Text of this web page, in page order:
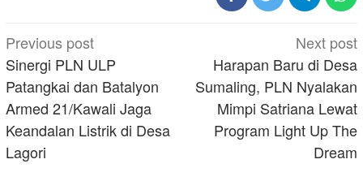
Post
navigation
Previous post
Sinergi PLN ULP
Patangkai dan Batalyon
Armed 21/Kawali Jaga
Keandalan Listrik di Desa
Lagori
Next post
Harapan Baru di Desa
Sumaling, PLN Nyalakan
Mimpi Satriana Lewat
Program Light Up The
Dream